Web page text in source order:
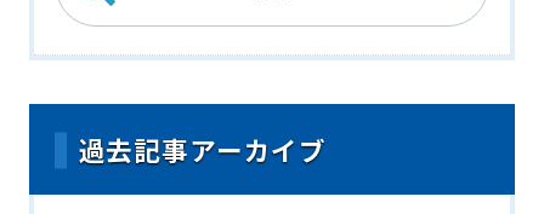
過去記事アーカイブ